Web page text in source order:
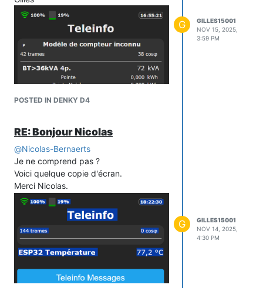
POSTED IN DENKY D4
G
GILLES15001
NOV 15, 2025,
3:59 PM
RE: Bonjour Nicolas
@Nicolas-Bernaerts
Je ne comprend pas ?
Voici quelque copie d'écran.
Merci Nicolas.
G
GILLES15001
NOV 14, 2025,
4:30 PM